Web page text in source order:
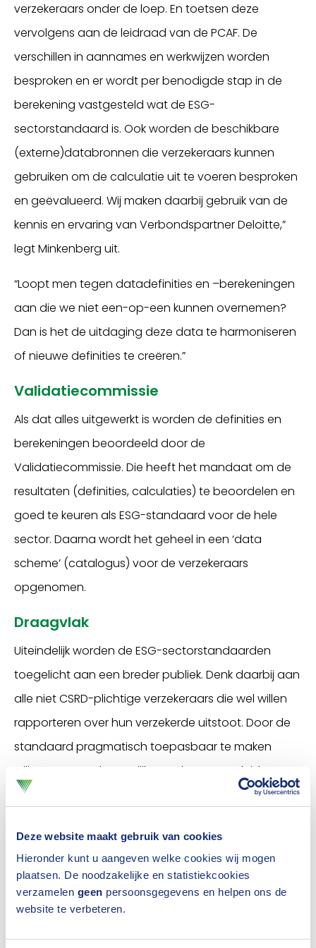
Deze website maakt gebruik van cookies
Hieronder kunt u aangeven welke cookies wij mogen
plaatsen. De noodzakelijke en statistiekcookies
verzamelen geen persoonsgegevens en helpen ons de
website te verbeteren.
verzekeraars onder de loep. En toetsen deze
vervolgens aan de leidraad van de PCAF. De
verschillen in aannames en werkwijzen worden
besproken en er wordt per benodigde stap in de
berekening vastgesteld wat de ESG-
sectorstandaard is. Ook worden de beschikbare
(externe)databronnen die verzekeraars kunnen
gebruiken om de calculatie uit te voeren besproken
en geëvalueerd. Wij maken daarbij gebruik van de
kennis en ervaring van Verbondspartner Deloitte,”
legt Minkenberg uit.
“Loopt men tegen datadefinities en –berekeningen
aan die we niet een-op-een kunnen overnemen?
Dan is het de uitdaging deze data te harmoniseren
of nieuwe definities te creëren.”
Validatiecommissie
Als dat alles uitgewerkt is worden de definities en
berekeningen beoordeeld door de
Validatiecommissie. Die heeft het mandaat om de
resultaten (definities, calculaties) te beoordelen en
goed te keuren als ESG-standaard voor de hele
sector. Daarna wordt het geheel in een ‘data
scheme’ (catalogus) voor de verzekeraars
opgenomen.
Draagvlak
Uiteindelijk worden de ESG-sectorstandaarden
toegelicht aan een breder publiek. Denk daarbij aan
alle niet CSRD-plichtige verzekeraars die wel willen
rapporteren over hun verzekerde uitstoot. Door de
standaard pragmatisch toepasbaar te maken
willen we zoveel mogelijk verzekeraars verleiden
deze te gebruiken. Dat helpt de transparantie in de
Evaluatie Q3
De eerste fase van het programma wordt
afgesloten met een evaluatiemoment in oktober.